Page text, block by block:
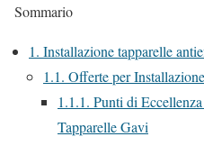
Sommario
1. Installazione tapparelle
1.1. Offerte per
1.1.1. Punti di
Tapparelle Gavi